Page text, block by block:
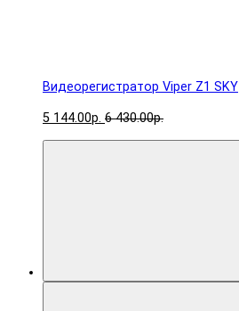
Видеорегистратор Viper Z1 SKY
5 144.00р. 6 430.00р.